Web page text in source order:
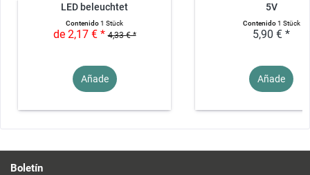
LED beleuchtet
Contenido1 Stück
de 2,17 € * 4,33 € *
Añade
5V
Contenido1 Stück
5,90 € *
Añade
Boletín